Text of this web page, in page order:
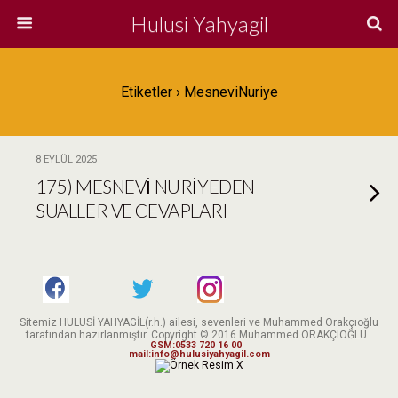
Hulusi Yahyagil
Etiketler › MesneviNuriye
8 EYLÜL 2025
175) MESNEVİ NURİYEDEN
SUALLER VE CEVAPLARI
Sitemiz HULUSİ YAHYAGİL(r.h.) ailesi, sevenleri ve Muhammed Orakçıoğlu
tarafından hazırlanmıştır. Copyright © 2016 Muhammed ORAKÇIOĞLU
GSM:0533 720 16 00
mail:info@hulusiyahyagil.com
X